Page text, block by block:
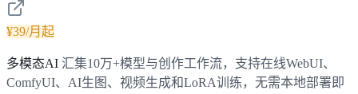
¥39/月起
多模态AI 汇集10万+模型与创作工作流，支持在线WebUI、
ComfyUI、AI生图、视频生成和LoRA训练，无需本地部署即